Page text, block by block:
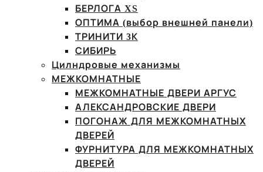
БЕРЛОГА XS
ОПТИМА (выбор внешней панели)
ТРИНИТИ 3К
СИБИРЬ
Цилндровые механизмы
МЕЖКОМНАТНЫЕ
МЕЖКОМНАТНЫЕ ДВЕРИ АРГУС
АЛЕКСАНДРОВСКИЕ ДВЕРИ
ПОГОНАЖ ДЛЯ МЕЖКОМНАТНЫХ
ДВЕРЕЙ
ФУРНИТУРА ДЛЯ МЕЖКОМНАТНЫХ
ДВЕРЕЙ